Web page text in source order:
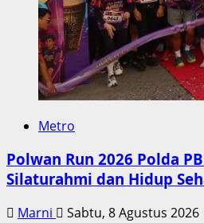
Metro
Polwan Run 2026 Polda
Silaturahmi dan Hidup
Marni Sabtu, 8 Agustus 2026